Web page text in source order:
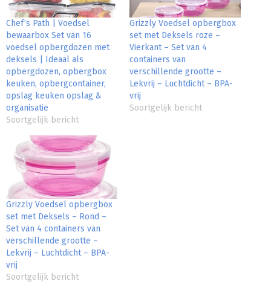
Chef’s Path | Voedsel
bewaarbox Set van 16
voedsel opbergdozen met
deksels | Ideaal als
opbergdozen, opbergbox
keuken, opbergcontainer,
opslag keuken opslag &
organisatie
Soortgelijk bericht
Grizzly Voedsel opbergbox
set met Deksels roze –
Vierkant – Set van 4
containers van
verschillende grootte –
Lekvrij – Luchtdicht – BPA-
vrij
Soortgelijk bericht
Grizzly Voedsel opbergbox
set met Deksels – Rond –
Set van 4 containers van
verschillende grootte –
Lekvrij – Luchtdicht – BPA-
vrij
Soortgelijk bericht